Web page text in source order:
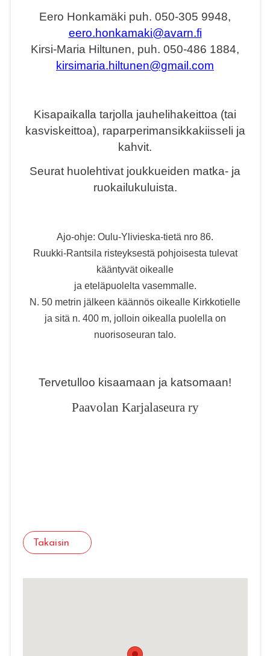
Eero Honkamäki puh. 050-305 9948,
eero.honkamaki@avarn.fi
Kirsi-Maria Hiltunen, puh. 050-486 1884,
kirsimaria.hiltunen@gmail.com
Kisapaikalla tarjolla jauhelihakeittoa (tai
kasviskeittoa), raparperimansikkakiisseli ja
kahvit.
Seurat huolehtivat joukkueiden matka- ja
ruokailukuluista.
Ajo-ohje: Oulu-Ylivieska-tietä nro 86.
Ruukki-Rantsila risteyksestä pohjoisesta tulevat
kääntyvät oikealle
ja eteläpuolelta vasemmalle.
N. 50 metrin jälkeen käännös oikealle Kirkkotielle
ja sitä n. 400 m, jolloin oikealla puolella on
nuorisoseuran talo.
Tervetulloo kisaamaan ja katsomaan!
Paavolan Karjalaseura ry
Takaisin